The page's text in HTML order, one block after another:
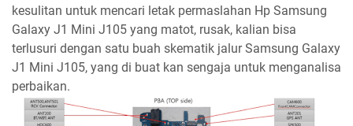
kesulitan untuk mencari letak permaslahan Hp Samsung
Galaxy J1 Mini J105 yang matot, rusak, kalian bisa
terlusuri dengan satu buah skematik jalur Samsung Galaxy
J1 Mini J105, yang di buat kan sengaja untuk menganalisa
perbaikan.